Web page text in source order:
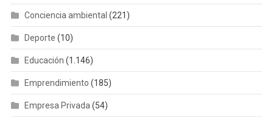
Conciencia ambiental (221)
Deporte (10)
Educación (1.146)
Emprendimiento (185)
Empresa Privada(54)